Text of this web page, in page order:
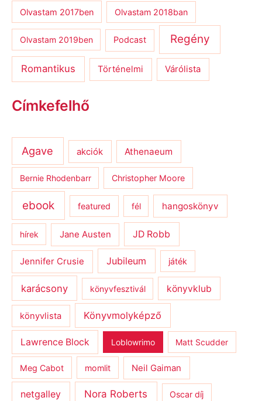
Olvastam 2017ben Olvastam 2018ban
Olvastam 2019ben Podcast Regény
Romantikus Történelmi Várólista
Címkefelhő
Agave akciók Athenaeum
Bernie Rhodenbarr Christopher Moore
ebook featured fél hangoskönyv
hírek Jane Austen JD Robb
Jennifer Crusie Jubileum játék
karácsony könyvfesztivál könyvklub
könyvlista Könyvmolyképző
Lawrence Block Loblowrimo Matt Scudder
Meg Cabot momlit Neil Gaiman
netgalley Nora Roberts Oscar díj